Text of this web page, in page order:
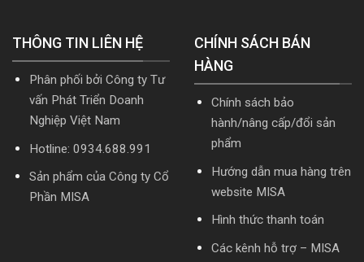
nhất
2026
Download
nhất
2026
THÔNG TIN LIÊN HỆ
Phân phối bởi Công ty Tư
vấn Phát Triển Doanh
Nghiệp Việt Nam
Hotline: 0934.688.991
Sản phẩm của Công ty Cổ
Phần MISA
CHÍNH SÁCH BÁN
HÀNG
Chính sách bảo
hành/nâng cấp/đổi sản
phẩm
Hướng dẫn mua hàng trên
website MISA
Hình thức thanh toán
Các kênh hỗ trợ – MISA